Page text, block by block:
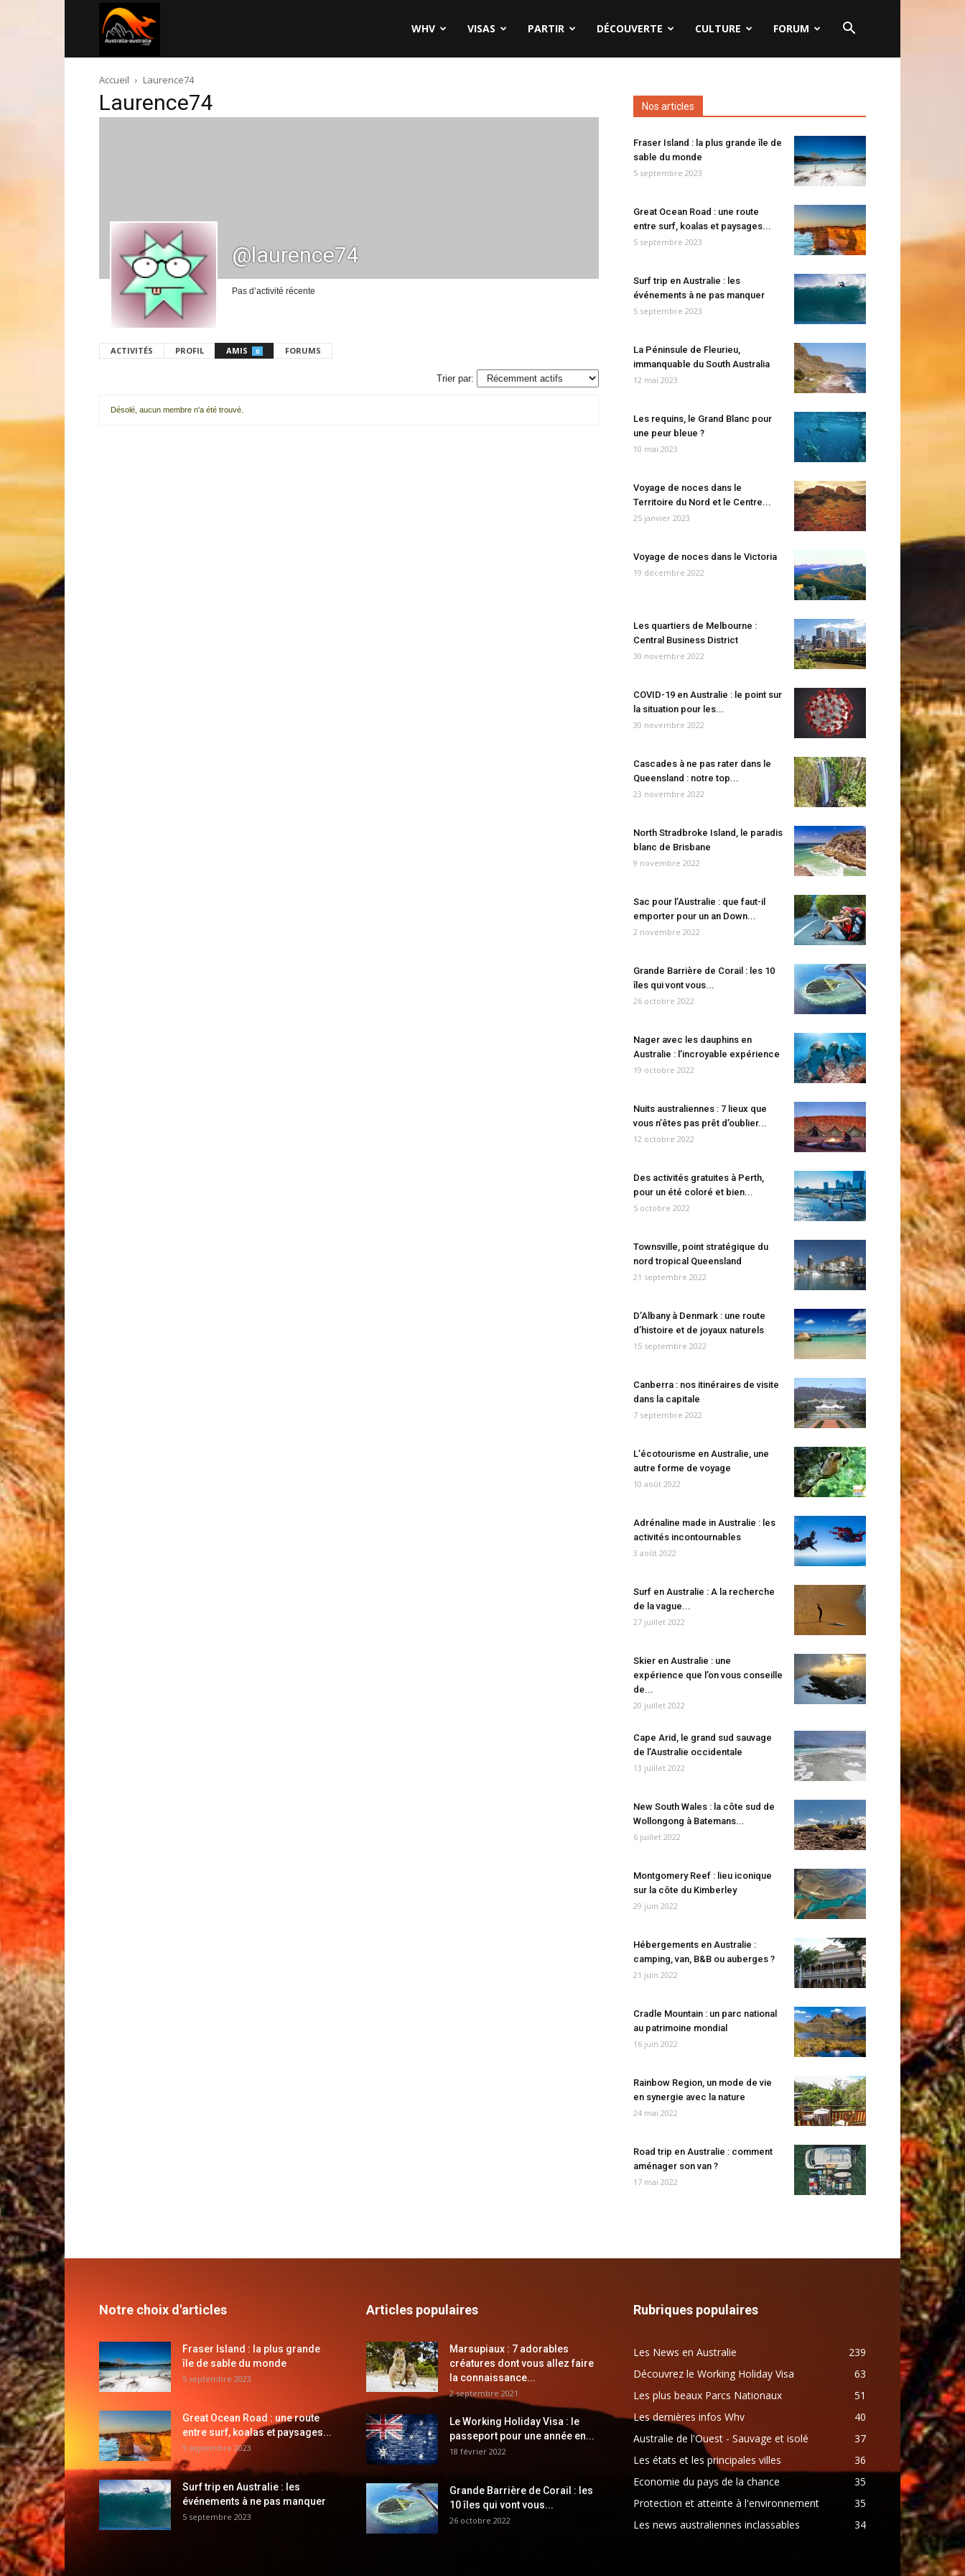
australie.com
WHV VISAS PARTIR DÉCOUVERTE CULTURE FORUM
Accueil Laurence74
Laurence74
@laurence74
Pas d’activité récente
ACTIVITÉS PROFIL AMIS 0 FORUMS
Trier par:
Désolé, aucun membre n'a été trouvé.
Nos articles
Fraser Island : la plus grande île de
sable du monde
5 septembre 2023
Great Ocean Road : une route
entre surf, koalas et paysages...
5 septembre 2023
Surf trip en Australie : les
événements à ne pas manquer
5 septembre 2023
La Péninsule de Fleurieu,
immanquable du South Australia
12 mai 2023
Les requins, le Grand Blanc pour
une peur bleue ?
10 mai 2023
Voyage de noces dans le
Territoire du Nord et le Centre...
25 janvier 2023
Voyage de noces dans le Victoria
19 décembre 2022
Les quartiers de Melbourne :
Central Business District
30 novembre 2022
COVID-19 en Australie : le point sur
la situation pour les...
30 novembre 2022
Cascades à ne pas rater dans le
Queensland : notre top...
23 novembre 2022
North Stradbroke Island, le paradis
blanc de Brisbane
9 novembre 2022
Sac pour l’Australie : que faut-il
emporter pour un an Down...
2 novembre 2022
Grande Barrière de Corail : les 10
îles qui vont vous...
26 octobre 2022
Nager avec les dauphins en
Australie : l’incroyable expérience
19 octobre 2022
Nuits australiennes : 7 lieux que
vous n’êtes pas prêt d’oublier...
12 octobre 2022
Des activités gratuites à Perth,
pour un été coloré et bien...
5 octobre 2022
Townsville, point stratégique du
nord tropical Queensland
21 septembre 2022
D’Albany à Denmark : une route
d’histoire et de joyaux naturels
15 septembre 2022
Canberra : nos itinéraires de visite
dans la capitale
7 septembre 2022
L’écotourisme en Australie, une
autre forme de voyage
10 août 2022
Adrénaline made in Australie : les
activités incontournables
3 août 2022
Surf en Australie : A la recherche
de la vague...
27 juillet 2022
Skier en Australie : une
expérience que l’on vous conseille
de...
20 juillet 2022
Cape Arid, le grand sud sauvage
de l’Australie occidentale
13 juillet 2022
New South Wales : la côte sud de
Wollongong à Batemans...
6 juillet 2022
Montgomery Reef : lieu iconique
sur la côte du Kimberley
29 juin 2022
Hébergements en Australie :
camping, van, B&B ou auberges ?
21 juin 2022
Cradle Mountain : un parc national
au patrimoine mondial
16 juin 2022
Rainbow Region, un mode de vie
en synergie avec la nature
24 mai 2022
Road trip en Australie : comment
aménager son van ?
17 mai 2022
Notre choix d'articles
Fraser Island : la plus grande
île de sable du monde
5 septembre 2023
Great Ocean Road : une route
entre surf, koalas et paysages...
5 septembre 2023
Surf trip en Australie : les
événements à ne pas manquer
5 septembre 2023
Articles populaires
Marsupiaux : 7 adorables
créatures dont vous allez faire
la connaissance...
2 septembre 2021
Le Working Holiday Visa : le
passeport pour une année en...
18 février 2022
Grande Barrière de Corail : les
10 îles qui vont vous...
26 octobre 2022
Rubriques populaires
Les News en Australie
239
Découvrez le Working Holiday Visa
63
Les plus beaux Parcs Nationaux
51
Les dernières infos Whv
40
Australie de l'Ouest - Sauvage et isolé
37
Les états et les principales villes
36
Economie du pays de la chance
35
Protection et atteinte à l'environnement
35
Les news australiennes inclassables
34